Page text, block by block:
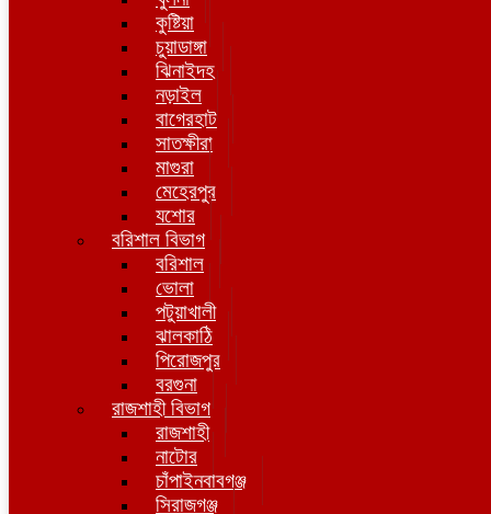
কুষ্টিয়া
চুয়াডাঙ্গা
ঝিনাইদহ
নড়াইল
বাগেরহাট
সাতক্ষীরা
মাগুরা
মেহেরপুর
যশোর
বরিশাল বিভাগ
বরিশাল
ভোলা
পটুয়াখালী
ঝালকাঠি
পিরোজপুর
বরগুনা
রাজশাহী বিভাগ
রাজশাহী
নাটোর
চাঁপাইনবাবগঞ্জ
সিরাজগঞ্জ